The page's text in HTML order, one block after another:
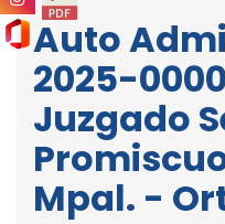
Auto
2025-
Juzgado
Mpal. -